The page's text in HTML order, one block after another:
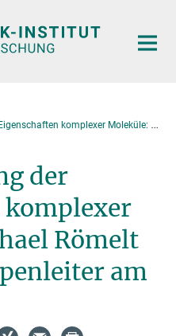
Moleküle: Michael Römelt ist neuer Gruppenleiter am Institut
der
komplexer
Römelt
am